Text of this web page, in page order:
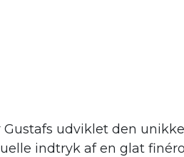
udviklet den
indtryk af en glat